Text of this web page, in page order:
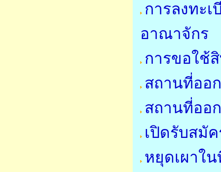
การลงทะ
อาณาจักร
การขอใช้
สถานที่ออ
สถานที่ออ
เปิดรับสมั
หยุดเผาใ